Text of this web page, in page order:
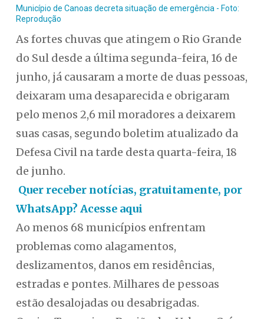
Município de Canoas decreta situação de emergência - Foto:
Reprodução
As fortes chuvas que atingem o Rio Grande
do Sul desde a última segunda-feira, 16 de
junho, já causaram a morte de duas pessoas,
deixaram uma desaparecida e obrigaram
pelo menos 2,6 mil moradores a deixarem
suas casas, segundo boletim atualizado da
Defesa Civil na tarde desta quarta-feira, 18
de junho.
Quer receber notícias, gratuitamente, por
WhatsApp? Acesse aqui
Ao menos 68 municípios enfrentam
problemas como alagamentos,
deslizamentos, danos em residências,
estradas e pontes. Milhares de pessoas
estão desalojadas ou desabrigadas.